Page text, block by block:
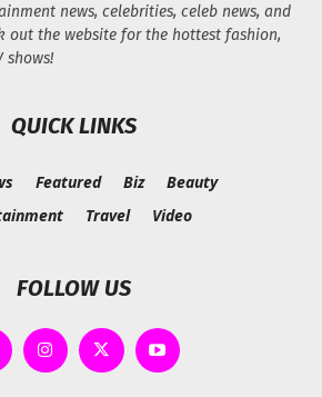
news, celebrities, celeb news, and
out the website for the hottest fashion,
shows!
QUICK LINKS
Featured Biz
Beauty
Travel Video
FOLLOW US